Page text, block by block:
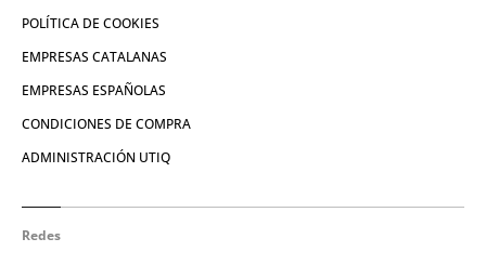
POLÍTICA DE COOKIES
EMPRESAS CATALANAS
EMPRESAS ESPAÑOLAS
CONDICIONES DE COMPRA
ADMINISTRACIÓN UTIQ
Redes